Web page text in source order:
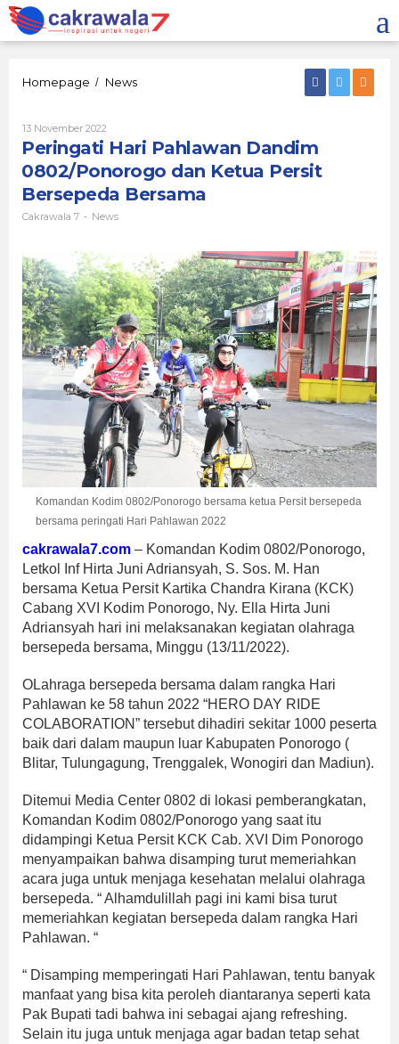
Lewati
ke
konten
Homepage / NewsPeringati
0802/Ponorogo
Ketua
Persit
13 November 2022
Cakrawala
Peringati Hari Pahlawan Dandim
0802/Ponorogo dan Ketua Persit
Bersepeda Bersama
Cakrawala 7 - News
Komandan Kodim 0802/Ponorogo bersama ketua Persit bersepeda
bersama peringati Hari Pahlawan 2022
cakrawala7.com – Komandan Kodim 0802/Ponorogo,
Letkol Inf Hirta Juni Adriansyah, S. Sos. M. Han
bersama Ketua Persit Kartika Chandra Kirana (KCK)
Cabang XVI Kodim Ponorogo, Ny. Ella Hirta Juni
Adriansyah hari ini melaksanakan kegiatan olahraga
bersepeda bersama, Minggu (13/11/2022).
OLahraga bersepeda bersama dalam rangka Hari
Pahlawan ke 58 tahun 2022 “HERO DAY RIDE
COLABORATION” tersebut dihadiri sekitar 1000 peserta
baik dari dalam maupun luar Kabupaten Ponorogo (
Blitar, Tulungagung, Trenggalek, Wonogiri dan Madiun).
Ditemui Media Center 0802 di lokasi pemberangkatan,
Komandan Kodim 0802/Ponorogo yang saat itu
didampingi Ketua Persit KCK Cab. XVI Dim Ponorogo
menyampaikan bahwa disamping turut memeriahkan
acara juga untuk menjaga kesehatan melalui olahraga
bersepeda. “ Alhamdulillah pagi ini kami bisa turut
memeriahkan kegiatan bersepeda dalam rangka Hari
Pahlawan. “
“ Disamping memperingati Hari Pahlawan, tentu banyak
manfaat yang bisa kita peroleh diantaranya seperti kata
Pak Bupati tadi bahwa ini sebagai ajang refreshing.
Selain itu juga untuk menjaga agar badan tetap sehat